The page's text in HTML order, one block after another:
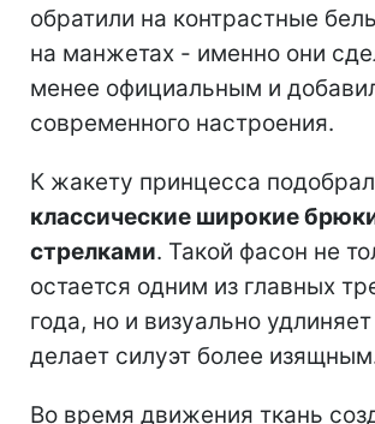
обратили на контрастные
на манжетах - именно они
менее официальным и
современного настроения.
К жакету принцесса
классические широкие
стрелками. Такой фасон не
остается одним из главных
года, но и визуально
делает силуэт более
Во время движения ткань